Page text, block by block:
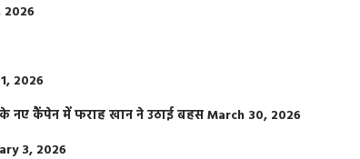
2026
नए कैंपेन में फराह खान ने उठाई बहसMarch 30, 2026
3, 2026